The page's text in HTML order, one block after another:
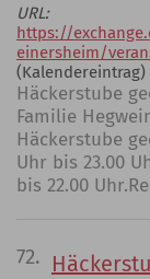
URL:
https://
einersheim/
(Kalendereintrag)
Häckerstube
Familie
Häckerstube
Uhr bis 23.00
bis 22.00
72.